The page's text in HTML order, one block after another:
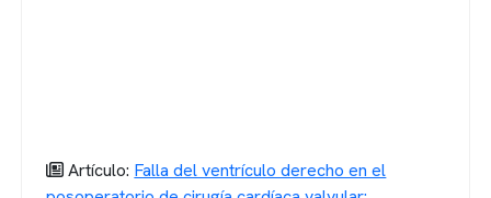
Artículo: Falla del ventrículo derecho en el